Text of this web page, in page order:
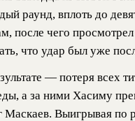
раунд, вплоть до
после чего
что удар был уже
— потеря всех
а за ними Хасиму
Маскаев. Выигрывая по